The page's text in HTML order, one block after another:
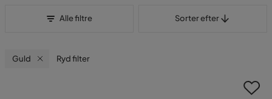
Alle filtre Sorter efter
Guld Ryd filter